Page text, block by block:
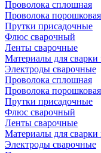
Проволока сплошная
Проволока порошковая
Прутки присадочные
Флюс сварочный
Ленты сварочные
Материалы для сварки
Электроды сварочные
Проволока сплошная
Проволока порошковая
Прутки присадочные
Флюс сварочный
Ленты сварочные
Материалы для сварки
Электроды сварочные